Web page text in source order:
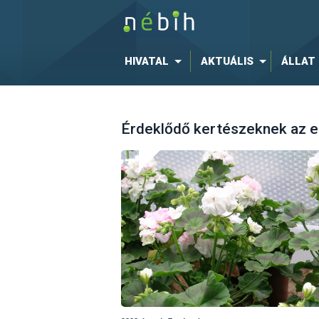
HIVATAL AKTUÁLIS ÁLLAT
Érdeklődő kertészeknek az